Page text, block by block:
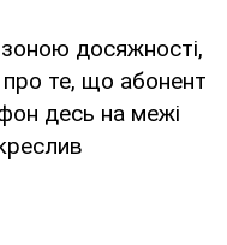
досяжності,
про те, що абонент
десь на межі